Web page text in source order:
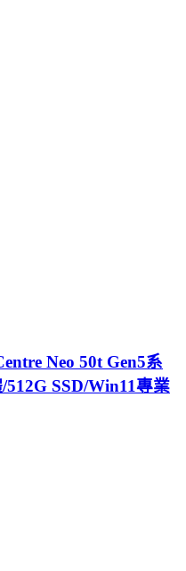
Neo 50t Gen5系
SSD/Win11專業